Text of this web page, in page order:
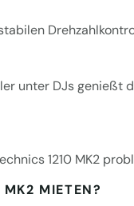
unter DJs genießt
1210 MK2
MIETEN?